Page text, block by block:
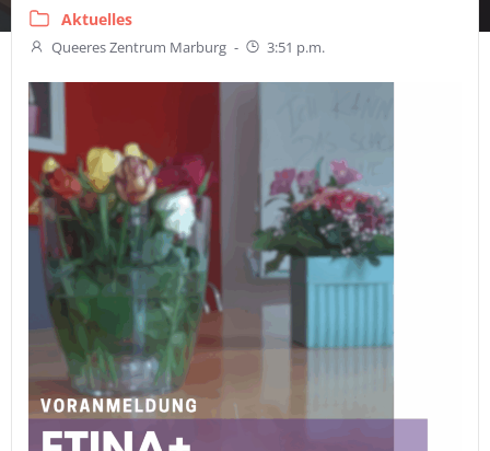
Aktuelles
Queeres Zentrum Marburg - 3:51 p.m.